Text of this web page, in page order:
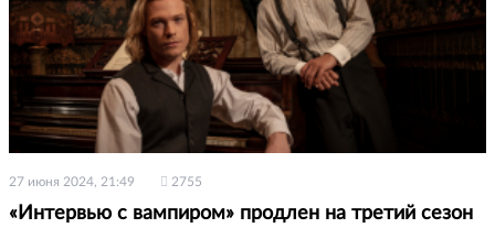
27 июня 2024, 21:49 2755
«Интервью с вампиром» продлен на третий сезон